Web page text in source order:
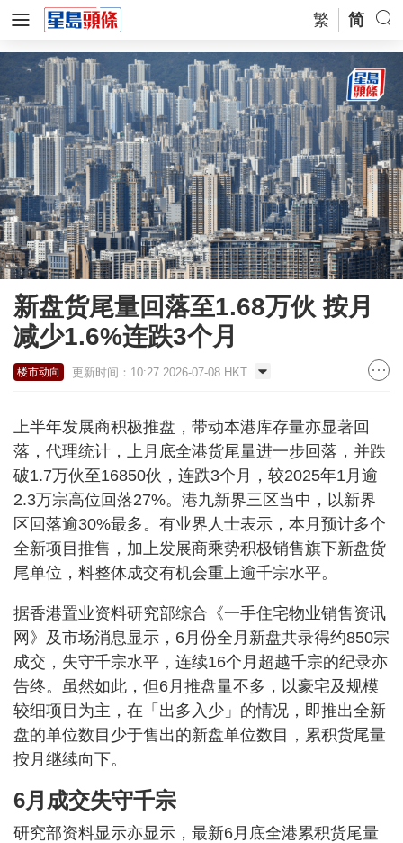
繁 简
新盘货尾量回落至1.68万伙 按月
减少1.6%连跌3个月
楼市动向 更新时间：10:27 2026-07-08 HKT
上半年发展商积极推盘，带动本港库存量亦显著回
落，代理统计，上月底全港货尾量进一步回落，并跌
破1.7万伙至16850伙，连跌3个月，较2025年1月逾
2.3万宗高位回落27%。港九新界三区当中，以新界
区回落逾30%最多。有业界人士表示，本月预计多个
全新项目推售，加上发展商乘势积极销售旗下新盘货
尾单位，料整体成交有机会重上逾千宗水平。
据香港置业资料研究部综合《一手住宅物业销售资讯
网》及市场消息显示，6月份全月新盘共录得约850宗
成交，失守千宗水平，连续16个月超越千宗的纪录亦
告终。虽然如此，但6月推盘量不多，以豪宅及规模
较细项目为主，在「出多入少」的情况，即推出全新
盘的单位数目少于售出的新盘单位数目，累积货尾量
按月继续向下。
6月成交失守千宗
研究部资料显示亦显示，最新6月底全港累积货尾量